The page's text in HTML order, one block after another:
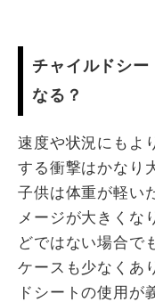
チャイルドシー
なる？
速度や状況にもよ
する衝撃はかなり
子供は体重が軽い
メージが大きくな
どではない場合で
ケースも少なくあ
ドシートの使用が